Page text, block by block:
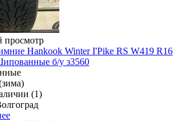
просмотр
Hankook Winter I'Pike RS W419 R16
б/у з3560
(1)